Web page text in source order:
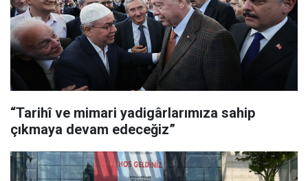
“Tarihî ve mimari yadigârlarımıza sahip
çıkmaya devam edeceğiz”